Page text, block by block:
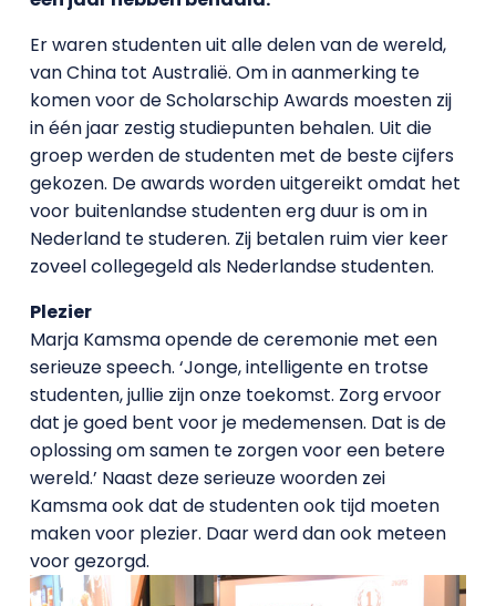
Er waren studenten uit alle delen van de wereld,
van China tot Australië. Om in aanmerking te
komen voor de Scholarschip Awards moesten zij
in één jaar zestig studiepunten behalen. Uit die
groep werden de studenten met de beste cijfers
gekozen. De awards worden uitgereikt omdat het
voor buitenlandse studenten erg duur is om in
Nederland te studeren. Zij betalen ruim vier keer
zoveel collegegeld als Nederlandse studenten.
Plezier
Marja Kamsma opende de ceremonie met een
serieuze speech. ‘Jonge, intelligente en trotse
studenten, jullie zijn onze toekomst. Zorg ervoor
dat je goed bent voor je medemensen. Dat is de
oplossing om samen te zorgen voor een betere
wereld.’ Naast deze serieuze woorden zei
Kamsma ook dat de studenten ook tijd moeten
maken voor plezier. Daar werd dan ook meteen
voor gezorgd.